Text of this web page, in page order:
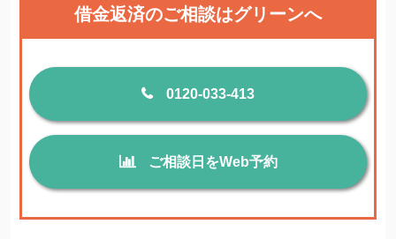
借金返済のご相談はグリーンへ
0120-033-413
ご相談日をWeb予約